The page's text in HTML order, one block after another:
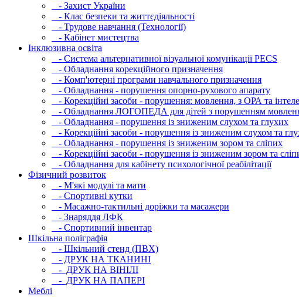
- Захист України
- Клас безпеки та життєдіяльності
- Трудове навчання (Технології)
- Кабінет мистецтва
Інклюзивна освіта
- Система альтернативної візуальної комунікації PECS
- Обладнання корекційного призначення
- Комп'ютерні програми навчального призначення
- Обладнання - порушення опорно-рухового апарату
- Корекційні засоби - порушення: мовлення, з ОРА та
- Обладнання ЛОГОПЕДА для дітей з порушенням
- Обладнання - порушення із зниженим слухом та глухих
- Корекційні засоби - порушення із зниженим слухом та
- Обладнання - порушення із зниженим зором та сліпих
- Корекційні засоби - порушення із зниженим зором та
- Обладнання для кабінету психологічної реабілітації
Фізичний розвиток
- М'які модулi та мати
- Спортивні кутки
- Масажно-тактильні доріжки та масажери
- Знаряддя ЛФК
- Спортивний інвентар
Шкільна поліграфія
- Шкільний стенд (ПВХ)
- ДРУК НА ТКАНИНІ
- ДРУК НА ВІНІЛІ
- ДРУК НА ПАПЕРІ
Меблі